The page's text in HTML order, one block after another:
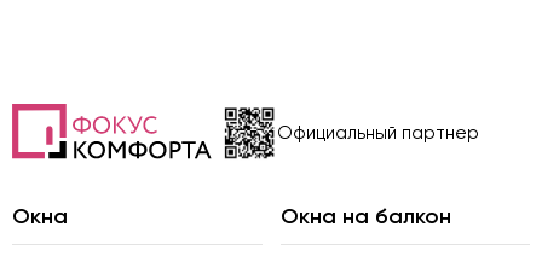
Официальный партнер
Окна Окна на балкон